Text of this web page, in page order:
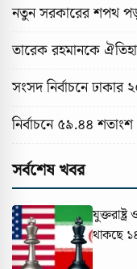
নতুন সরকারের শপথ
তারেক রহমানকে
সংসদ নির্বাচনে
নির্বাচনে ৫৯.৪৪
সর্বশেষ খবর
থাকছে